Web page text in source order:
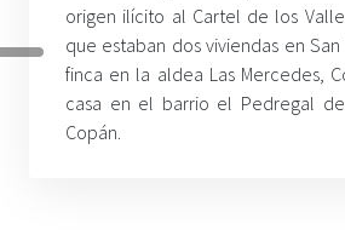
origen ilícito al Cartel de los
que estaban dos viviendas en
finca en la aldea Las Mercedes,
casa en el barrio el Pedregal
Copán.